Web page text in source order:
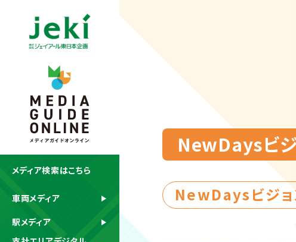
NewDaysビ
NewDaysビジョ
メディア検索はこちら
車両メディア
駅メディア